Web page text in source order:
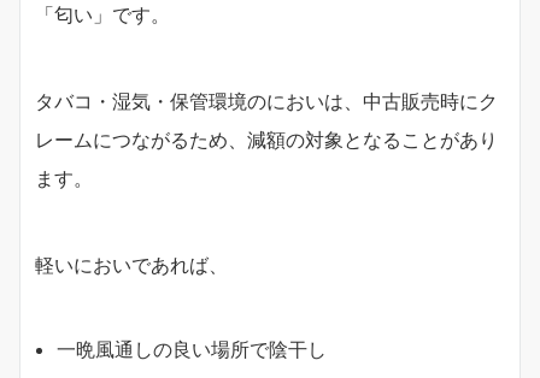
「匂い」です。
タバコ・湿気・保管環境のにおいは、中古販売時にク
レームにつながるため、減額の対象となることがあり
ます。
軽いにおいであれば、
一晩風通しの良い場所で陰干し